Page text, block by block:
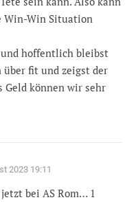
Win-Win Situation
hoffentlich bleibst
über fit und zeigst der
Geld können wir sehr
2023 19:11
bei AS Rom… 1